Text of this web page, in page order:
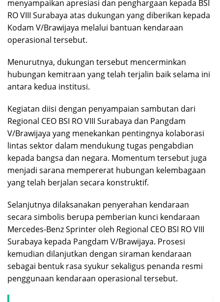
menyampaikan apresiasi dan penghargaan kepada BSI
RO VIII Surabaya atas dukungan yang diberikan kepada
Kodam V/Brawijaya melalui bantuan kendaraan
operasional tersebut.
Menurutnya, dukungan tersebut mencerminkan
hubungan kemitraan yang telah terjalin baik selama ini
antara kedua institusi.
Kegiatan diisi dengan penyampaian sambutan dari
Regional CEO BSI RO VIII Surabaya dan Pangdam
V/Brawijaya yang menekankan pentingnya kolaborasi
lintas sektor dalam mendukung tugas pengabdian
kepada bangsa dan negara. Momentum tersebut juga
menjadi sarana mempererat hubungan kelembagaan
yang telah berjalan secara konstruktif.
Selanjutnya dilaksanakan penyerahan kendaraan
secara simbolis berupa pemberian kunci kendaraan
Mercedes-Benz Sprinter oleh Regional CEO BSI RO VIII
Surabaya kepada Pangdam V/Brawijaya. Prosesi
kemudian dilanjutkan dengan siraman kendaraan
sebagai bentuk rasa syukur sekaligus penanda resmi
penggunaan kendaraan operasional tersebut.